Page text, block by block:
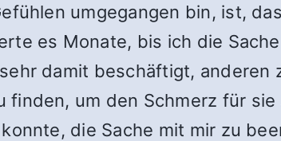
umgegangen bin, ist,
es Monate, bis ich die
damit beschäftigt, anderen
um den Schmerz für sie
die Sache mit mir zu